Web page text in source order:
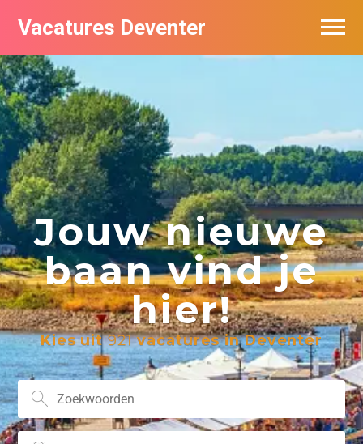
Vacatures Deventer
Jouw nieuwe
baan vind je
hier!
Kies uit921vacatures in Deventer
Vacatures per bedrijf in Deventer
De populairste vacatures in Deventer
Nieuwsbrief feed